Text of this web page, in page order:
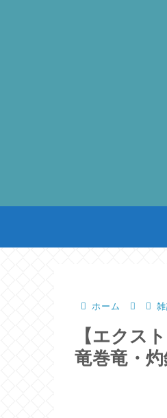
ホーム
【エクス
竜巻竜・